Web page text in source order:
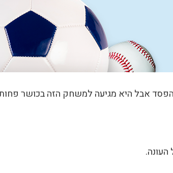
אבל היא מגיעה למשחק הזה בכושר